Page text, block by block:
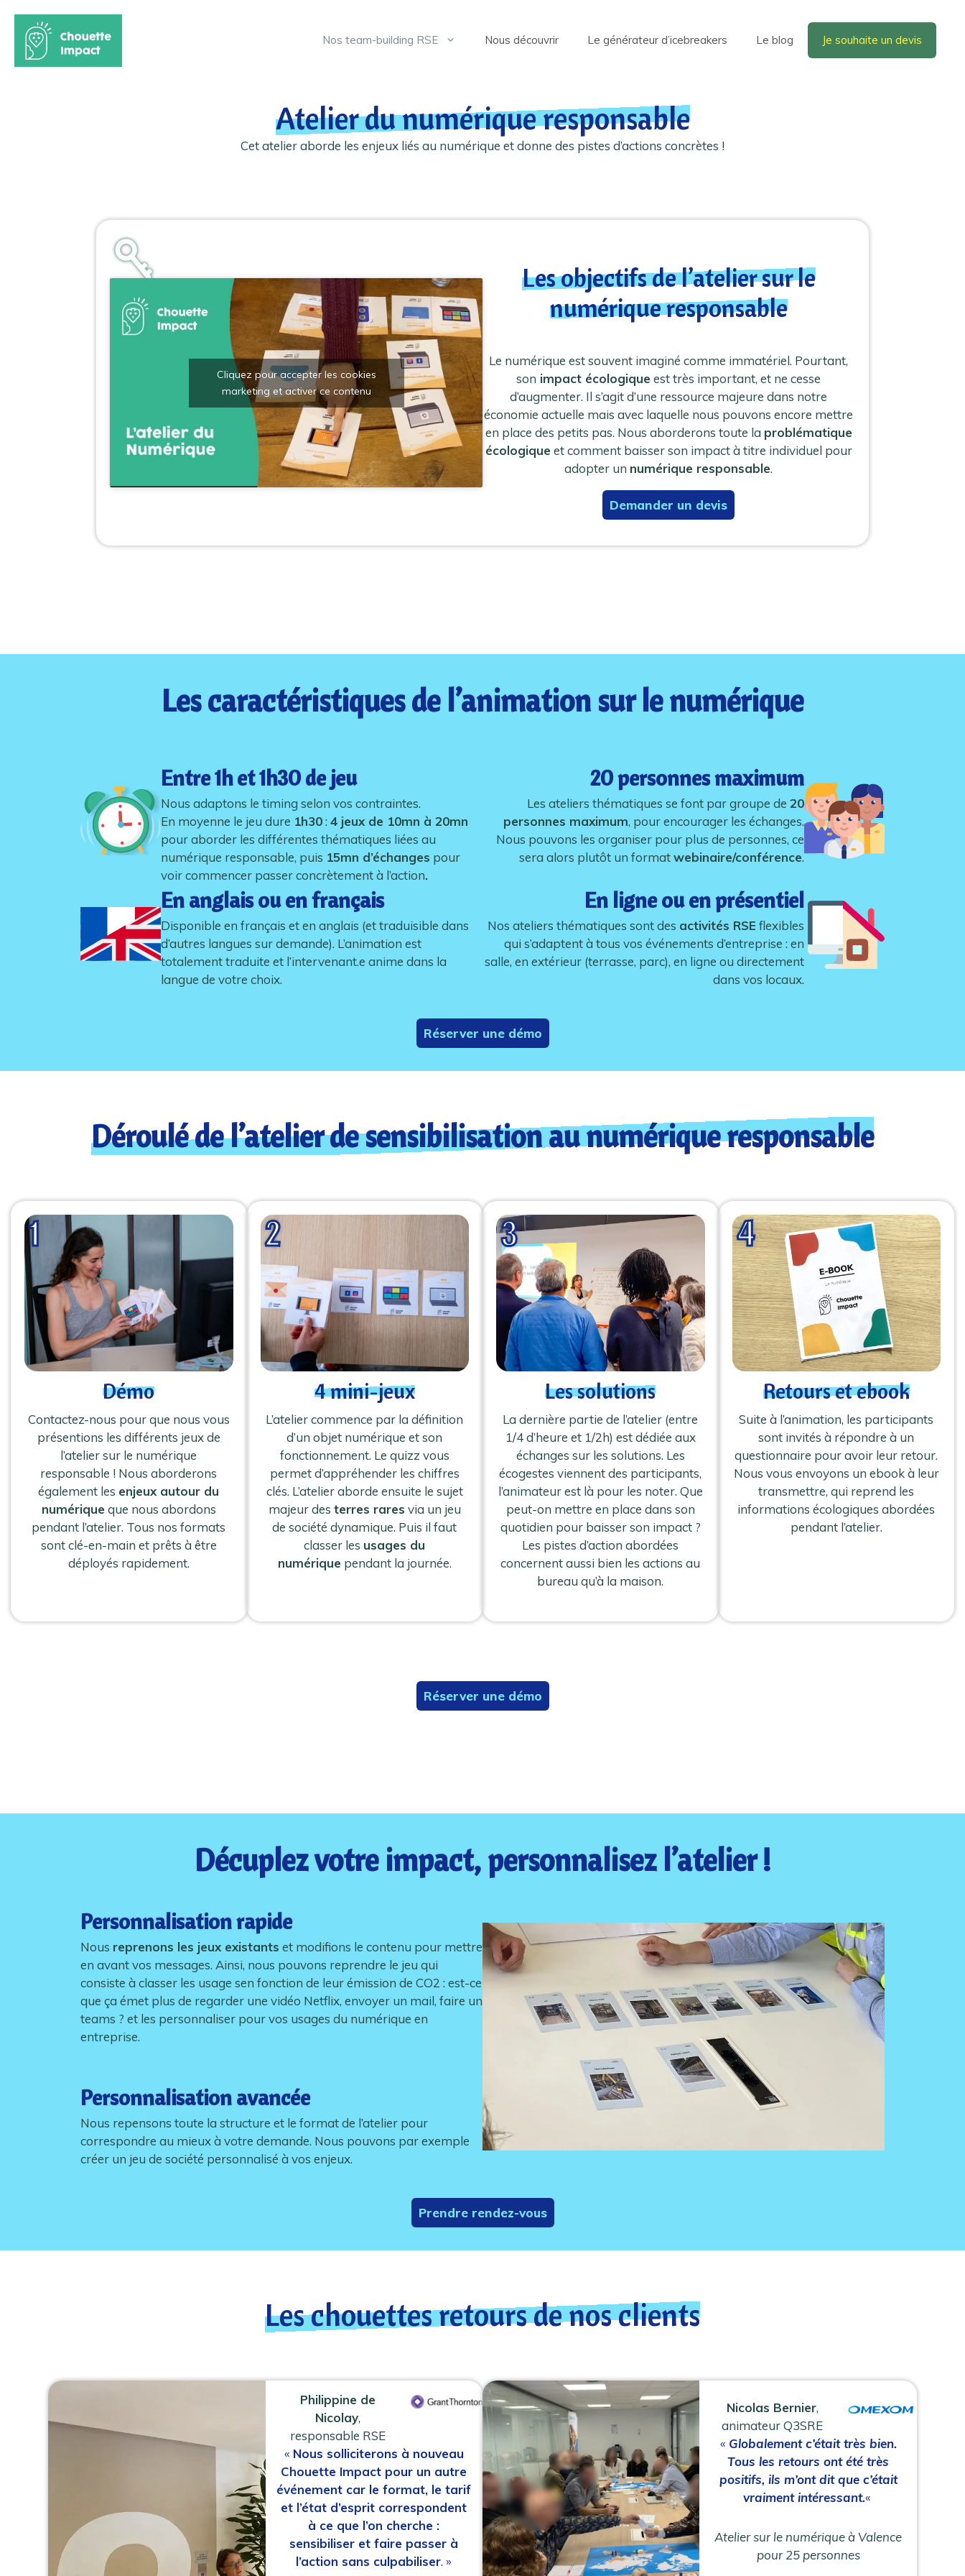
Nos team-building RSE Nous découvrir Le générateur d’icebreakers Le blog Je souhaite un devis
Atelier du numérique responsable
Cet atelier aborde les enjeux liés au numérique et donne des pistes d’actions concrètes !
Cliquez pour accepter les cookies
marketing et activer ce contenu
Les objectifs de l’atelier sur le
numérique responsable
Le numérique est souvent imaginé comme immatériel. Pourtant,
son impact écologique est très important, et ne cesse
d’augmenter. Il s’agit d’une ressource majeure dans notre
économie actuelle mais avec laquelle nous pouvons encore mettre
en place des petits pas. Nous aborderons toute la problématique
écologique et comment baisser son impact à titre individuel pour
adopter un numérique responsable.
Demander un devis
Les caractéristiques de l’animation sur le numérique
Entre 1h et 1h30 de jeu
Nous adaptons le timing selon vos contraintes.
En moyenne le jeu dure 1h30: 4 jeux de 10mn à 20mn
pour aborder les différentes thématiques liées au
numérique responsable, puis 15mn d’échanges pour
voir commencer passer concrètement à l’action.
20 personnes maximum
Les ateliers thématiques se font par groupe de 20
personnes maximum, pour encourager les échanges.
Nous pouvons les organiser pour plus de personnes, ce
sera alors plutôt un formatwebinaire/conférence.
En anglais ou en français
Disponible en français et en anglais (et traduisible dans
d’autres langues sur demande). L’animation est
totalement traduite et l’intervenant.e anime dans la
langue de votre choix.
En ligne ou en présentiel
Nos ateliers thématiques sont des activités RSE flexibles
qui s’adaptent à tous vos événements d’entreprise : en
salle, en extérieur (terrasse, parc), en ligne ou directement
dans vos locaux.
Réserver une démo
Déroulé de l’atelier de sensibilisationau numérique responsable
Démo
Contactez-nous pour que nous vous
présentions les différents jeux de
l’atelier sur le numérique
responsable ! Nous aborderons
également les enjeux autour du
numérique que nous abordons
pendant l’atelier. Tous nos formats
sont clé-en-main et prêts à être
déployés rapidement.
4 mini-jeux
L’atelier commence par la définition
d’un objet numérique et son
fonctionnement. Le quizz vous
permet d’appréhender les chiffres
clés. L’atelier aborde ensuite le sujet
majeur des terres rares via un jeu
de société dynamique. Puis il faut
classer les usages du
numérique pendant la journée.
Les solutions
La dernière partie de l’atelier (entre
1/4 d’heure et 1/2h) est dédiée aux
échanges sur les solutions. Les
écogestes viennent des participants,
l’animateur est là pour les noter. Que
peut-on mettre en place dans son
quotidien pour baisser son impact ?
Les pistes d’action abordées
concernent aussi bien les actions au
bureau qu’à la maison.
Retours et ebook
Suite à l’animation, les participants
sont invités à répondre à un
questionnaire pour avoir leur retour.
Nous vous envoyons un ebook à leur
transmettre, qui reprend les
informations écologiques abordées
pendant l’atelier.
Réserver une démo
Décuplez votre impact, personnalisez l’atelier !
Personnalisation rapide
Nous reprenons les jeux existants et modifions le contenu pour mettre
en avant vos messages. Ainsi, nous pouvons reprendre le jeu qui
consiste à classer les usage sen fonction de leur émission de CO2 : est-ce
que ça émet plus de regarder une vidéo Netflix, envoyer un mail, faire un
teams ? et les personnaliser pour vos usages du numérique en
entreprise.
Personnalisation avancée
Nous repensons toute la structure et le format de l’atelier pour
correspondre au mieux à votre demande. Nous pouvons par exemple
créer un jeu de société personnalisé à vos enjeux.
Prendre rendez-vous
Les chouettes retours de nos clients
Philippine de
Nicolay,
responsable RSE
« Nous solliciterons à nouveau
Chouette Impact pour un autre
événement car le format, le tarif
et l’état d’esprit correspondent
à ce que l’on cherche :
sensibiliser et faire passer à
l’action sans culpabiliser. »
Nicolas Bernier,
animateur Q3SRE
« Globalement c’était très bien.
Tous les retours ont été très
positifs, ils m’ont dit que c’était
vraiment intéressant.«
Atelier sur le numérique à Valence
pour 25 personnes